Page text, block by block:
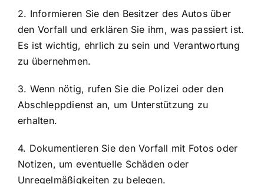
2. Informieren Sie den Besitzer des Autos über
den Vorfall und erklären Sie ihm, was passiert ist.
Es ist wichtig, ehrlich zu sein und Verantwortung
zu übernehmen.
3. Wenn nötig, rufen Sie die Polizei oder den
Abschleppdienst an, um Unterstützung zu
erhalten.
4. Dokumentieren Sie den Vorfall mit Fotos oder
Notizen, um eventuelle Schäden oder
Unregelmäßigkeiten zu belegen.